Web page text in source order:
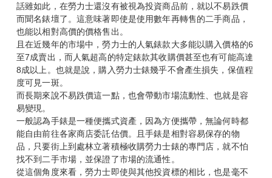
話雖如此，在勞力士還沒有被視為投資商品前，就以不易跌價
而聞名錶壇了。這意味著即使是使用數年再轉售的二手商品，
也能以相對高價的價格售出。
且在近幾年的市場中，勞力士的人氣錶款大多能以購入價格的6
至7成賣出，而人氣超高的特定錶款其收購價甚至也有可能高達
8成以上。也就是說，購入勞力士錶幾乎不會產生損失，保值程
度可見一斑。
而長期來說不易跌價這一點，也會帶動市場流動性、也就是容
易變現。
一般認為手錶是一種便攜式資產，因為方便攜帶，無論何時都
能自由前往各家商店委託估價。且手錶是相對容易保存的物
品，只要街上到處林立著積極收購勞力士錶的專門店，就不怕
找不到二手市場，並保證了市場的流通性。
從這個角度來看，勞力士即使與其他投資標的相比，也是毫不